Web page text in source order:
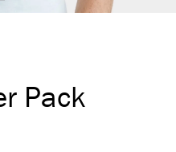
Pack